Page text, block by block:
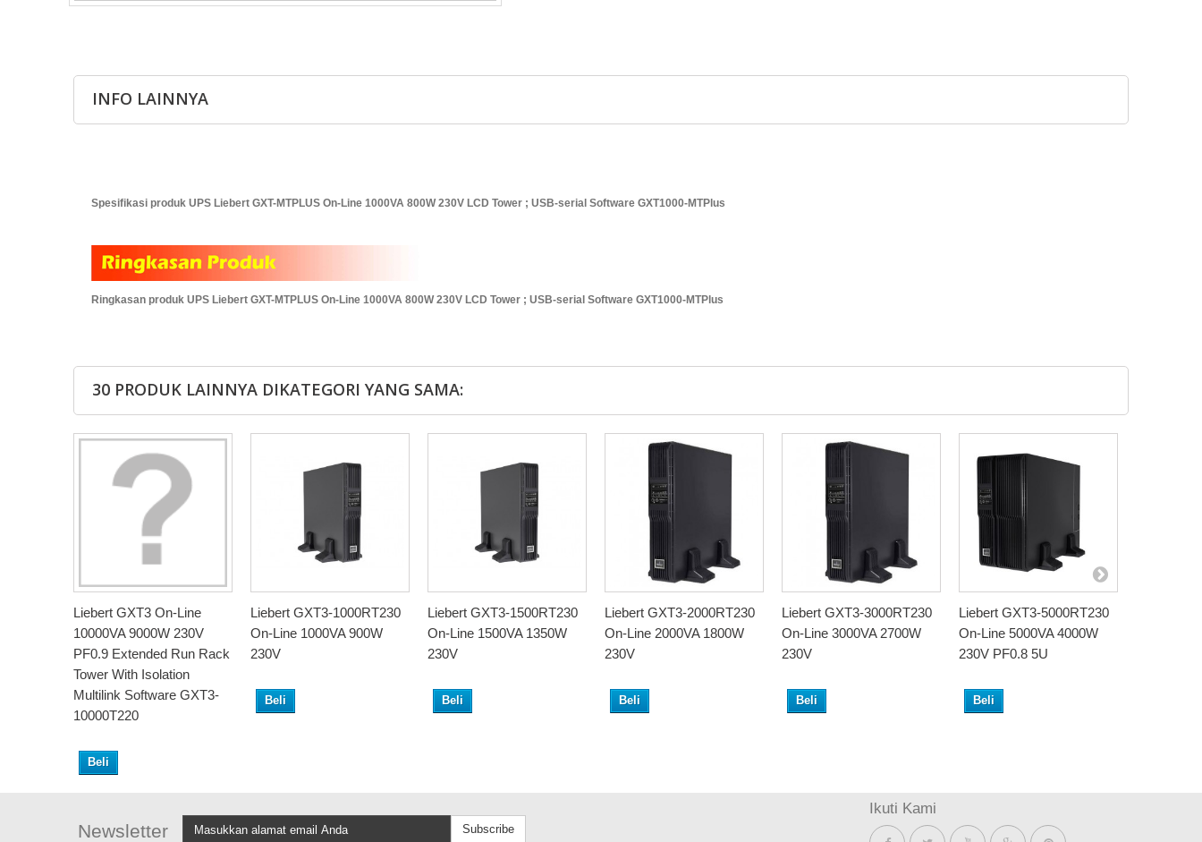
INFO LAINNYA
Spesifikasi produk UPS Liebert GXT-MTPLUS On-Line 1000VA 800W 230V LCD Tower ; USB-serial Software GXT1000-MTPlus
Ringkasan produk UPS Liebert GXT-MTPLUS On-Line 1000VA 800W 230V LCD Tower ; USB-serial Software GXT1000-MTPlus
30 PRODUK LAINNYA DIKATEGORI YANG SAMA:
Liebert GXT3 On-Line
10000VA 9000W 230V
PF0.9 Extended Run Rack
Tower With Isolation
Multilink Software GXT3-
10000T220
Beli
Liebert GXT3-1000RT230
On-Line 1000VA 900W
230V
Beli
Liebert GXT3-1500RT230
On-Line 1500VA 1350W
230V
Beli
Liebert GXT3-2000RT230
On-Line 2000VA 1800W
230V
Beli
Liebert GXT3-3000RT230
On-Line 3000VA 2700W
230V
Beli
Liebert GXT3-5000RT230
On-Line 5000VA 4000W
230V PF0.8 5U
Beli
Newsletter Subscribe
Ikuti Kami